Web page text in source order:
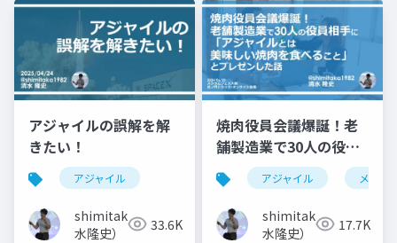
アジャイルの誤解を解
きたい！
アジャイル
shimitaka（清
水隆史）
33.6K
焼肉役員会議爆誕！老
舗製造業で30人の役員
相手に「アジャイルと
は美味しい焼肉を食べ
ること」とプレゼンし
た話
アジャイル メタフ
shimitaka（清
水隆史）
17.7K